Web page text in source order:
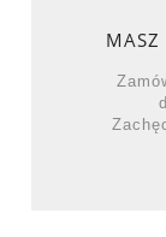
MASZ